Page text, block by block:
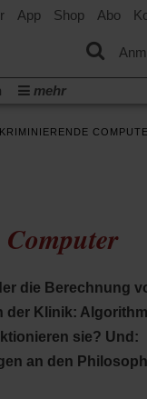
App Shop Abo
mehr
(Öffnet
neuen
Tab)
Krieg in
in
neuen
Tab)
Krieg in der Ukraine
in
ändern:
die Berechnung
der Klinik:
sie? Und:
an den